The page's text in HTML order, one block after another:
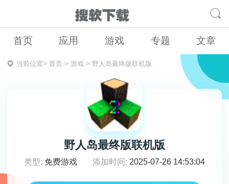
首页 应用 游戏 专题 文章
当前位置> 首页> 游戏> 野人岛最终版联机版
野人岛最终版联机版
类型: 免费游戏 添加时间: 2025-07-26 14:53:04